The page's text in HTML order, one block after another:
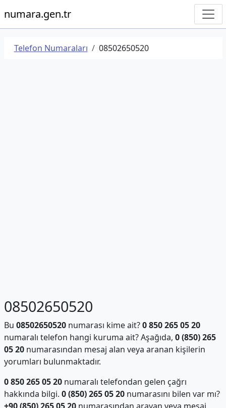
numara.gen.tr
Telefon Numaraları 08502650520
08502650520
Bu 08502650520numarası kime ait?0 850 265 05 20
numaralı telefon hangi kuruma ait? Aşağıda, 0 (850) 265
05 20numarasından mesaj alan veya aranan kişilerin
yorumları bulunmaktadır.
0 850 265 05 20numaralı telefondan gelen çağrı
hakkında bilgi. 0 (850) 265 05 20numarasını bilen var mı?